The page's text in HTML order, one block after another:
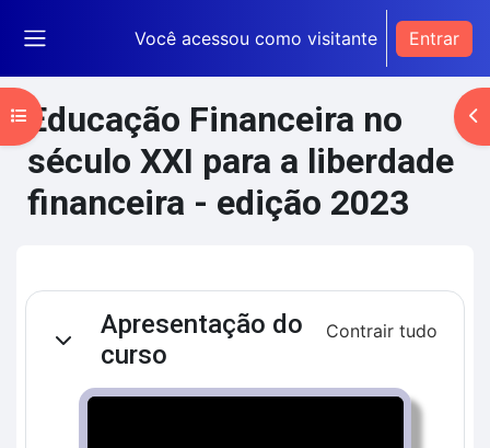
Você acessou como visitante Entrar
Educação Financeira no
século XXI para a liberdade
financeira - edição 2023
Blocos de conteúdo principal
Abrir índice do curso
Contorno da seção
Contrair
Apresentação do
curso
Contrair tudo